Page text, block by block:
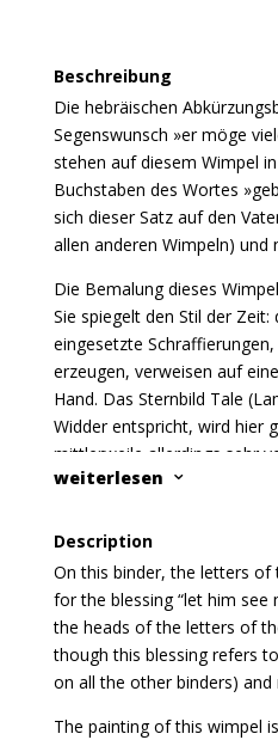
Beschreibung
Die hebräischen
Segenswunsch »er möge
stehen auf diesem Wimpel
Buchstaben des Wortes
sich dieser Satz auf den
allen anderen Wimpeln) und
Die Bemalung dieses
Sie spiegelt den Stil der
eingesetzte
erzeugen, verweisen auf
Hand. Das Sternbild Tale
Widder entspricht, wird hier
mittlerweile allerdings sehr
sind heimische Tiere wie
Pelikan reißt sich die Brust
1917/335.11), um mit dem
seine Jungen zu ernähren.
Verschiedene gut
schmücken den Wimpel.
stehend) weist die Familie
aus.
weiterlesen 3
Description
On this binder, the letters of
for the blessing “let him see
the heads of the letters of
though this blessing refers
on all the other binders)
The painting of this wimpel